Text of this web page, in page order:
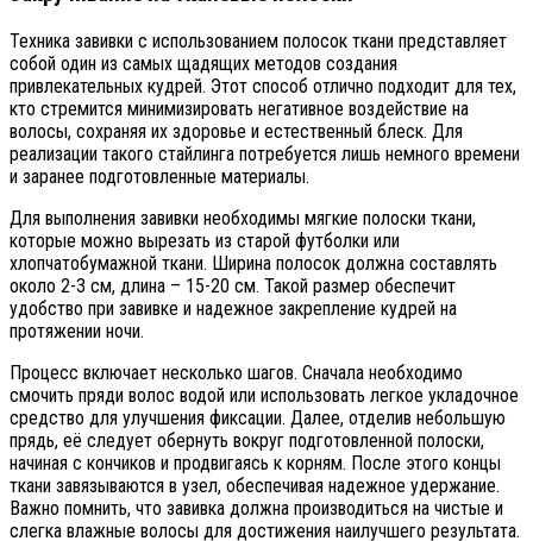
Техника завивки с использованием полосок ткани представляет
собой один из самых щадящих методов создания
привлекательных кудрей. Этот способ отлично подходит для тех,
кто стремится минимизировать негативное воздействие на
волосы, сохраняя их здоровье и естественный блеск. Для
реализации такого стайлинга потребуется лишь немного времени
и заранее подготовленные материалы.
Для выполнения завивки необходимы мягкие полоски ткани,
которые можно вырезать из старой футболки или
хлопчатобумажной ткани. Ширина полосок должна составлять
около 2-3 см, длина – 15-20 см. Такой размер обеспечит
удобство при завивке и надежное закрепление кудрей на
протяжении ночи.
Процесс включает несколько шагов. Сначала необходимо
смочить пряди волос водой или использовать легкое укладочное
средство для улучшения фиксации. Далее, отделив небольшую
прядь, её следует обернуть вокруг подготовленной полоски,
начиная с кончиков и продвигаясь к корням. После этого концы
ткани завязываются в узел, обеспечивая надежное удержание.
Важно помнить, что завивка должна производиться на чистые и
слегка влажные волосы для достижения наилучшего результата.